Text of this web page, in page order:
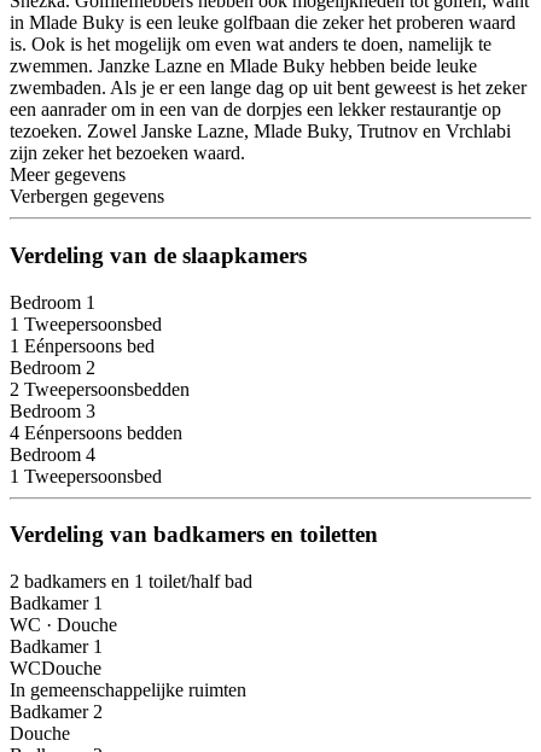
in Mlade Buky is een leuke golfbaan die zeker het proberen waard
is. Ook is het mogelijk om even wat anders te doen, namelijk te
zwemmen. Janzke Lazne en Mlade Buky hebben beide leuke
zwembaden. Als je er een lange dag op uit bent geweest is het zeker
een aanrader om in een van de dorpjes een lekker restaurantje op
tezoeken. Zowel Janske Lazne, Mlade Buky, Trutnov en Vrchlabi
zijn zeker het bezoeken waard.
Meer gegevens
Verbergen gegevens
Verdeling van de slaapkamers
Bedroom 1
1 Tweepersoonsbed
1 Eénpersoons bed
Bedroom 2
2 Tweepersoonsbedden
Bedroom 3
4 Eénpersoons bedden
Bedroom 4
1 Tweepersoonsbed
Verdeling van badkamers en toiletten
2 badkamers en 1 toilet/half bad
Badkamer 1
WC · Douche
Badkamer 1
WCDouche
In gemeenschappelijke ruimten
Badkamer 2
Douche